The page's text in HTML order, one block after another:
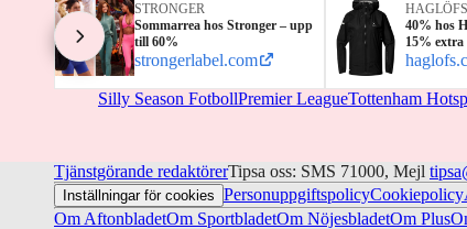
STRONGER
Sommarrea hos Stronger – upp
till 60%
strongerlabel.com
HAGLÖFS
40% hos
15% extra
Silly Season FotbollPremier LeagueTottenham
Tjänstgörande redaktörerTipsa oss: SMS 71000, Mejl
Inställningar för cookies PersonuppgiftspolicyCookiepolicy
Om AftonbladetOm SportbladetOm NöjesbladetOm Plus